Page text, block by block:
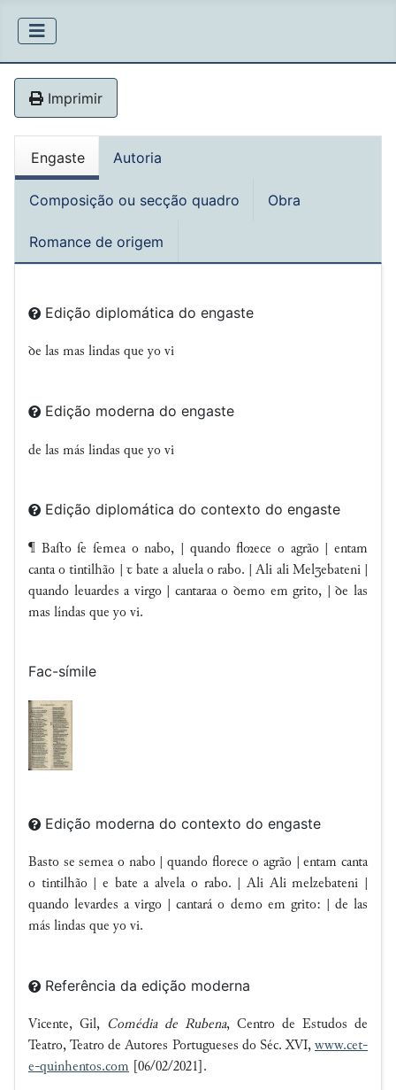
Imprimir
Engaste Autoria
Composição ou secção quadro Obra
Romance de origem
Edição diplomática do engaste
ꝺe las mas lindas que yo vi
Edição moderna do engaste
de las más lindas que yo vi
Edição diplomática do contexto do engaste
¶ Baſto ſe ſemea o nabo, | quando flece o agrão | entam
canta o tintilhão | ꞇ bate a aluela o rabo. | Ali ali Melebateni |
quando leuardes a virgo | cantaraa o ꝺemo em grito, | ꝺe las
mas líndas que yo vi.
Fac-símile
Edição moderna do contexto do engaste
Basto se semea o nabo | quando florece o agrão | entam canta
o tintilhão | e bate a alvela o rabo. | Ali Ali melzebateni |
quando levardes a virgo | cantará o demo em grito: | de las
más lindas que yo vi.
Referência da edição moderna
Vicente, Gil, Comédia de Rubena, Centro de Estudos de
Teatro, Teatro de Autores Portugueses do Séc. XVI, www.cet-
e-quinhentos.com [06/02/2021].